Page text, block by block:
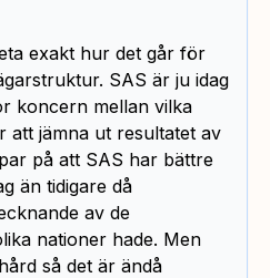
exakt hur det går för
SAS är ju idag
koncern mellan vilka
att jämna ut resultatet av
på att SAS har bättre
än tidigare då
av de
nationer hade. Men
så det är ändå